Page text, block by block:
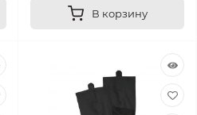
В корзину